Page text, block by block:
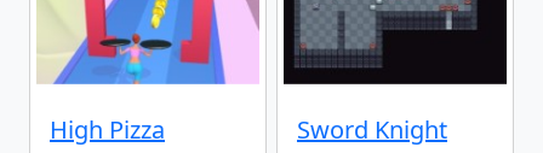
High Pizza
Sword Knight